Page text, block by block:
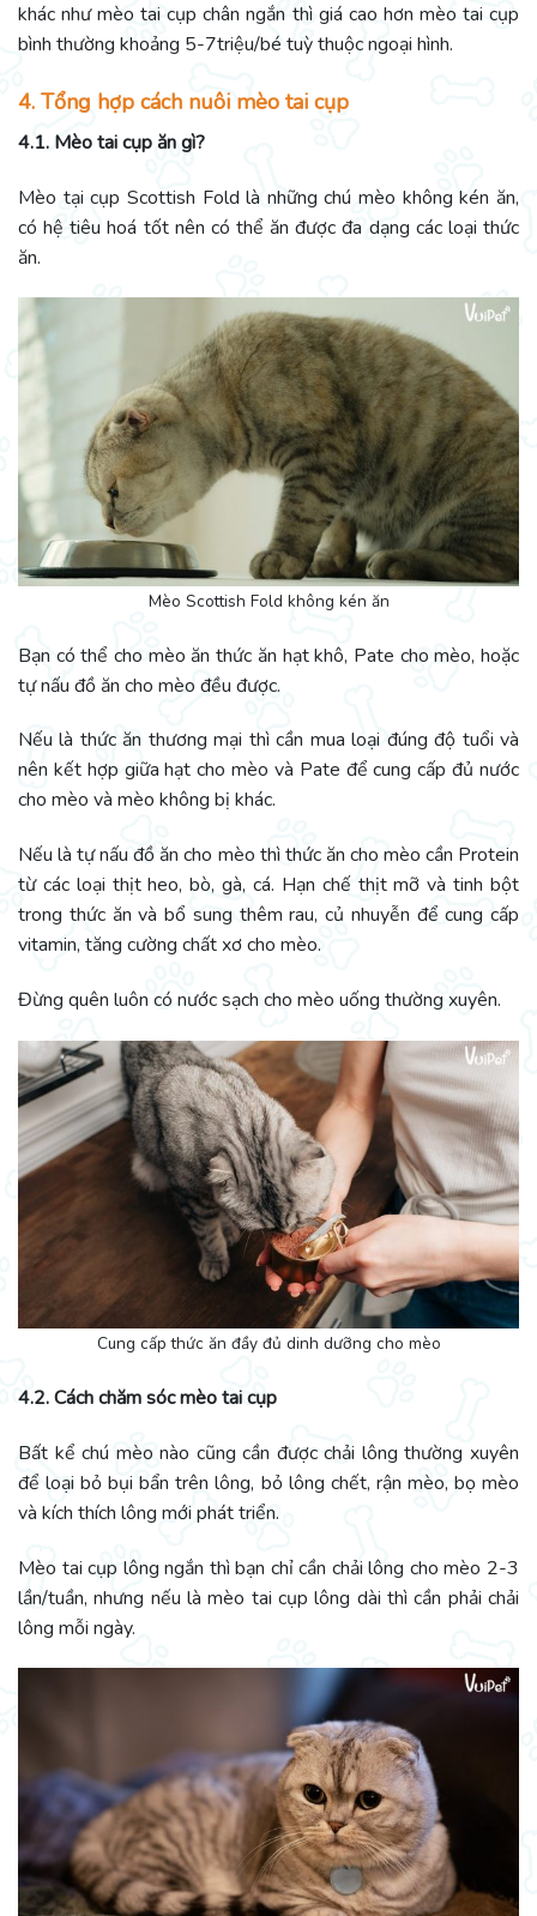
khác như mèo tai cụp chân ngắn thì giá cao hơn mèo tai cụp
bình thường khoảng 5-7triệu/bé tuỳ thuộc ngoại hình.
4. Tổng hợp cách nuôi mèo tai cụp
4.1. Mèo tai cụp ăn gì?
Mèo tại cụp Scottish Fold là những chú mèo không kén ăn,
có hệ tiêu hoá tốt nên có thể ăn được đa dạng các loại thức
ăn.
Mèo Scottish Fold không kén ăn
Bạn có thể cho mèo ăn thức ăn hạt khô, Pate cho mèo, hoặc
tự nấu đồ ăn cho mèo đều được.
Nếu là thức ăn thương mại thì cần mua loại đúng độ tuổi và
nên kết hợp giữa hạt cho mèo và Pate để cung cấp đủ nước
cho mèo và mèo không bị khác.
Nếu là tự nấu đồ ăn cho mèo thì thức ăn cho mèo cần Protein
từ các loại thịt heo, bò, gà, cá. Hạn chế thịt mỡ và tinh bột
trong thức ăn và bổ sung thêm rau, củ nhuyễn để cung cấp
vitamin, tăng cường chất xơ cho mèo.
Đừng quên luôn có nước sạch cho mèo uống thường xuyên.
Cung cấp thức ăn đầy đủ dinh dưỡng cho mèo
4.2. Cách chăm sóc mèo tai cụp
Bất kể chú mèo nào cũng cần được chải lông thường xuyên
để loại bỏ bụi bẩn trên lông, bỏ lông chết, rận mèo, bọ mèo
và kích thích lông mới phát triển.
Mèo tai cụp lông ngắn thì bạn chỉ cần chải lông cho mèo 2-3
lần/tuần, nhưng nếu là mèo tai cụp lông dài thì cần phải chải
lông mỗi ngày.